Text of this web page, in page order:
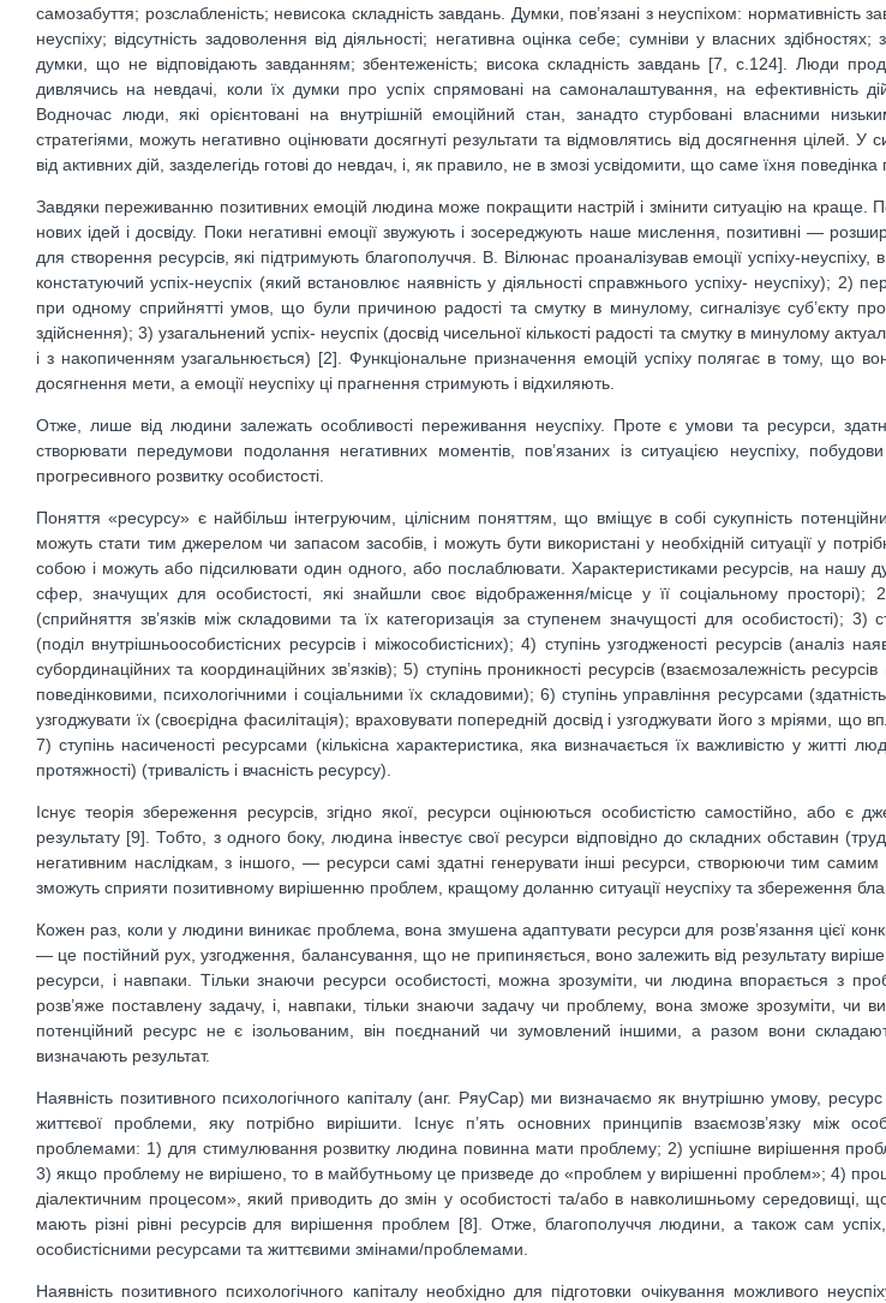
самозабуття; розслабленість; невисока складність завдань. Думки, пов’язані з неуспіхом: нормативність
неуспіху; відсутність задоволення від діяльності; негативна оцінка себе; сумніви у власних
думки, що не відповідають завданням; збентеженість; висока складність завдань [7, с.124]. Люди
дивлячись на невдачі, коли їх думки про успіх спрямовані на самоналаштування, на ефективність
Водночас люди, які орієнтовані на внутрішній емоційний стан, занадто стурбовані власними
стратегіями, можуть негативно оцінювати досягнуті результати та відмовлятись від досягнення цілей. У
від активних дій, зазделегідь готові до невдач, і, як правило, не в змозі усвідомити, що саме їхня
Завдяки переживанню позитивних емоцій людина може покращити настрій і змінити ситуацію на краще.
нових ідей і досвіду. Поки негативні емоції звужують і зосереджують наше мислення, позитивні —
для створення ресурсів, які підтримують благополуччя. В. Вілюнас проаналізував емоції успіху-неуспіху,
констатуючий успіх-неуспіх (який встановлює наявність у діяльності справжнього успіху- неуспіху); 2)
при одному сприйнятті умов, що були причиною радості та смутку в минулому, сигналізує суб’єкту
здійснення); 3) узагальнений успіх- неуспіх (досвід чисельної кількості радості та смутку в минулому
і з накопиченням узагальнюється) [2]. Функціональне призначення емоцій успіху полягає в тому, що
досягнення мети, а емоції неуспіху ці прагнення стримують і відхиляють.
Отже, лише від людини залежать особливості переживання неуспіху. Проте є умови та ресурси,
створювати передумови подолання негативних моментів, пов’язаних із ситуацією неуспіху,
прогресивного розвитку особистості.
Поняття «ресурсу» є найбільш інтегруючим, цілісним поняттям, що вміщує в собі сукупність
можуть стати тим джерелом чи запасом засобів, і можуть бути використані у необхідній ситуації у
собою і можуть або підсилювати один одного, або послаблювати. Характеристиками ресурсів, на нашу
сфер, значущих для особистості, які знайшли своє відображення/місце у її соціальному просторі); 2)
(сприйняття зв’язків між складовими та їх категоризація за ступенем значущості для особистості); 3)
(поділ внутрішньоособистісних ресурсів і міжособистісних); 4) ступінь узгодженості ресурсів (аналіз
субординаційних та координаційних зв’язків); 5) ступінь проникності ресурсів (взаємозалежність
поведінковими, психологічними і соціальними їх складовими); 6) ступінь управління ресурсами
узгоджувати їх (своєрідна фасилітація); враховувати попередній досвід і узгоджувати його з мріями, що
7) ступінь насиченості ресурсами (кількісна характеристика, яка визначається їх важливістю у житті
протяжності) (тривалість і вчасність ресурсу).
Існує теорія збереження ресурсів, згідно якої, ресурси оцінюються особистістю самостійно, або є
результату [9]. Тобто, з одного боку, людина інвестує свої ресурси відповідно до складних обставин
негативним наслідкам, з іншого, — ресурси самі здатні генерувати інші ресурси, створюючи тим самим
зможуть сприяти позитивному вирішенню проблем, кращому доланню ситуації неуспіху та збереження
Кожен раз, коли у людини виникає проблема, вона змушена адаптувати ресурси для розв’язання цієї
— це постійний рух, узгодження, балансування, що не припиняється, воно залежить від результату
ресурси, і навпаки. Тільки знаючи ресурси особистості, можна зрозуміти, чи людина впорається з
розв’яже поставлену задачу, і, навпаки, тільки знаючи задачу чи проблему, вона зможе зрозуміти, чи
потенційний ресурс не є ізольованим, він поєднаний чи зумовлений іншими, а разом вони
визначають результат.
Наявність позитивного психологічного капіталу (анг. РяуСар) ми визначаємо як внутрішню умову,
життєвої проблеми, яку потрібно вирішити. Існує п’ять основних принципів взаємозв’язку між
проблемами: 1) для стимулювання розвитку людина повинна мати проблему; 2) успішне вирішення
3) якщо проблему не вирішено, то в майбутньому це призведе до «проблем у вирішенні проблем»; 4)
діалектичним процесом», який приводить до змін у особистості та/або в навколишньому середовищі,
мають різні рівні ресурсів для вирішення проблем [8]. Отже, благополуччя людини, а також сам
особистісними ресурсами та життєвими змінами/проблемами.
Наявність позитивного психологічного капіталу необхідно для підготовки очікування можливого